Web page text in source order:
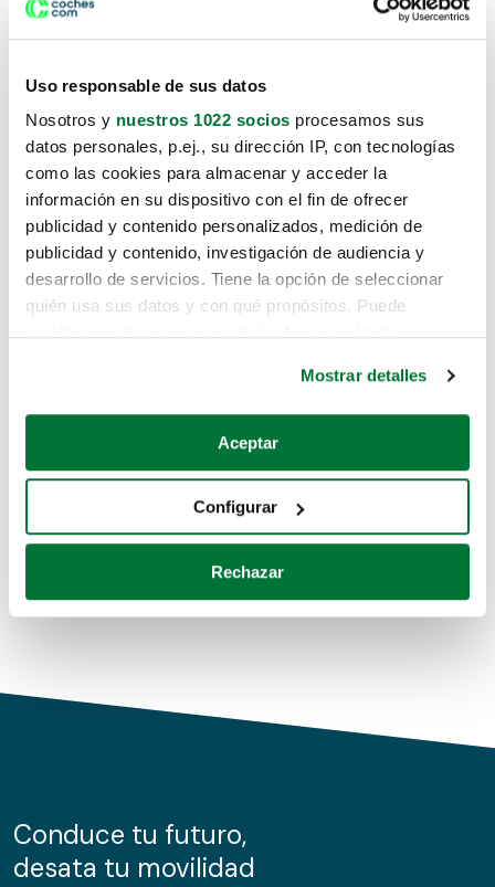
Uso responsable de sus datos
Nosotros y nuestros 1022 socios procesamos sus
datos personales, p.ej., su dirección IP, con tecnologías
como las cookies para almacenar y acceder la
información en su dispositivo con el fin de ofrecer
publicidad y contenido personalizados, medición de
publicidad y contenido, investigación de audiencia y
desarrollo de servicios. Tiene la opción de seleccionar
quién usa sus datos y con qué propósitos. Puede
Si lo permite, también quisiéramos:
Recopilar información sobre su ubicación geográfica
Identificar su dispositivo analizándolo activamente
para buscar características específicas (huellas
Obtenga más información sobre cómo se procesan sus
de cookies.
información sobre el uso que haga del sitio web con
nuestros partners de redes sociales, publicidad y análisis
Mostrar detalles
Aceptar
Configurar
Rechazar
Lo sentimos, no sabemos como
te hemos traido hasta aquí.
Pero puedes encontrar el coche que estás
buscando en alguno de estos enlaces:
Coches de segunda mano
Coches de km0
Conduce tu futuro,
desata tu movilidad